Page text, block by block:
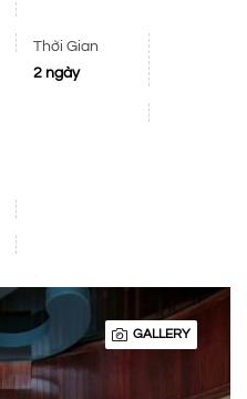
Thời Gian
2 ngày
GALLERY